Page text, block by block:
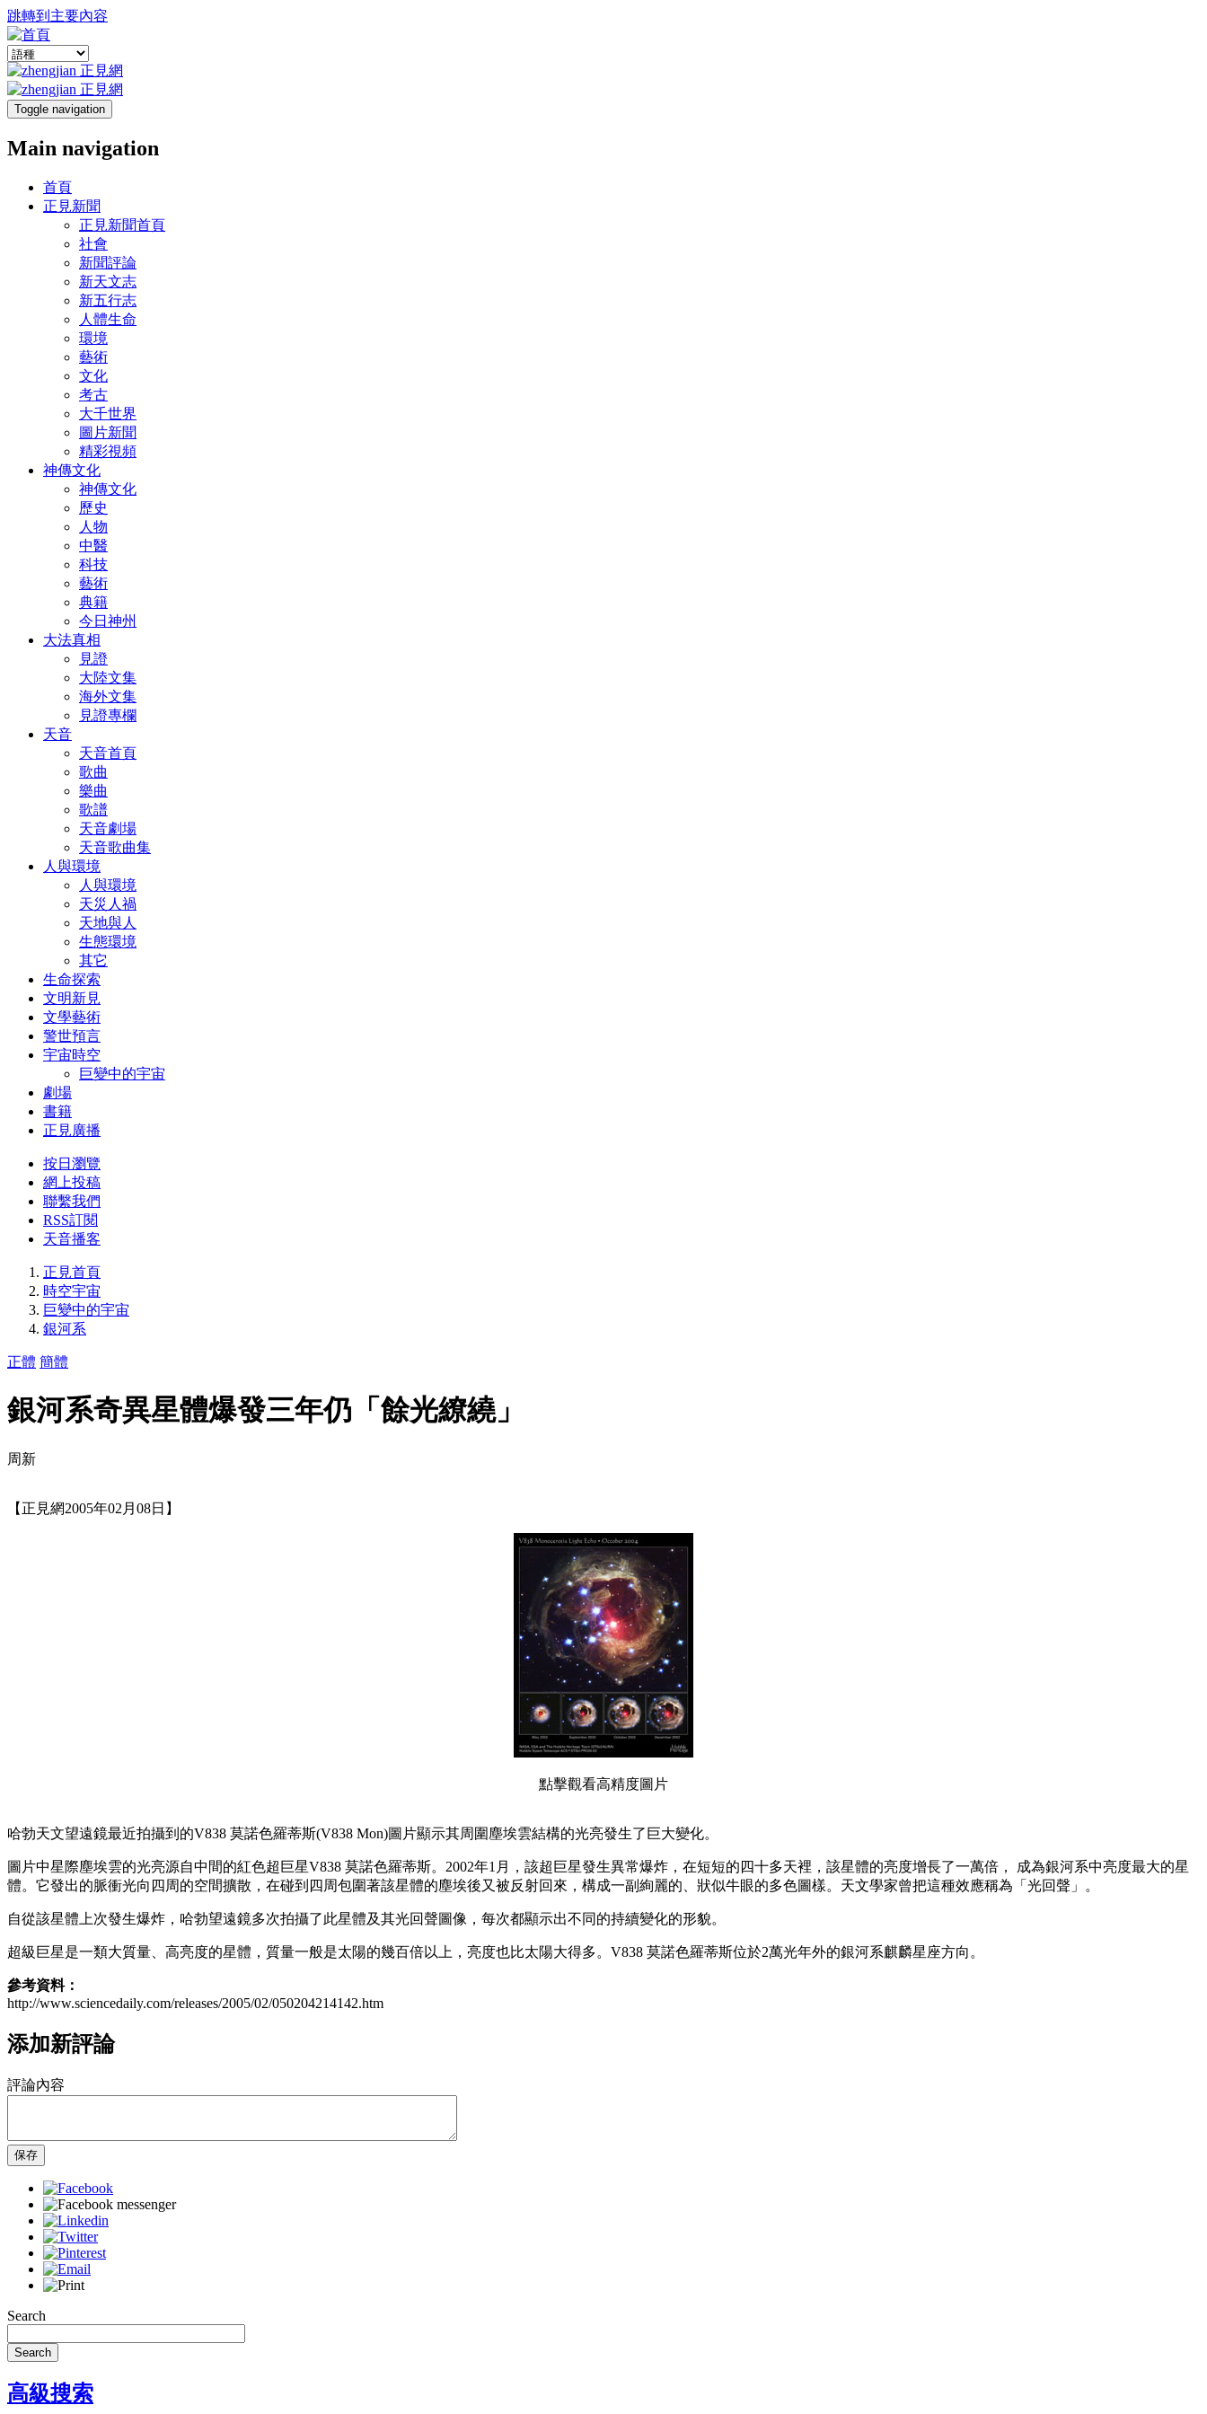
跳轉到主要內容
Toggle navigation
Main navigation
首頁
正見新聞
正見新聞首頁
社會
新聞評論
新天文志
新五行志
人體生命
環境
藝術
文化
考古
大千世界
圖片新聞
精彩視頻
神傳文化
神傳文化
歷史
人物
中醫
科技
藝術
典籍
今日神州
大法真相
見證
大陸文集
海外文集
見證專欄
天音
天音首頁
歌曲
樂曲
歌譜
天音劇場
天音歌曲集
人與環境
人與環境
天災人禍
天地與人
生態環境
其它
生命探索
文明新見
文學藝術
警世預言
宇宙時空
巨變中的宇宙
劇場
書籍
正見廣播
按日瀏覽
網上投稿
聯繫我們
RSS訂閱
天音播客
正見首頁
時空宇宙
巨變中的宇宙
銀河系
正體 簡體
銀河系奇異星體爆發三年仍「餘光繚繞」
周新
【正見網2005年02月08日】
點擊觀看高精度圖片
哈勃天文望遠鏡最近拍攝到的V838 莫諾色羅蒂斯(V838 Mon)圖片顯示其周圍塵埃雲結構的光亮發生了巨大變化。
圖片中星際塵埃雲的光亮源自中間的紅色超巨星V838 莫諾色羅蒂斯。2002年1月，該超巨星發生異常爆炸，在短短的四十多天裡，該星體的亮度增長了一萬倍， 成為銀河系中亮度最大的星
體。它發出的脈衝光向四周的空間擴散，在碰到四周包圍著該星體的塵埃後又被反射回來，構成一副絢麗的、狀似牛眼的多色圖樣。天文學家曾把這種效應稱為「光回聲」。
自從該星體上次發生爆炸，哈勃望遠鏡多次拍攝了此星體及其光回聲圖像，每次都顯示出不同的持續變化的形貌。
超級巨星是一類大質量、高亮度的星體，質量一般是太陽的幾百倍以上，亮度也比太陽大得多。V838 莫諾色羅蒂斯位於2萬光年外的銀河系麒麟星座方向。
參考資料：
http://www.sciencedaily.com/releases/2005/02/050204214142.htm
添加新評論
評論內容
保存
Search
Search
高級搜索